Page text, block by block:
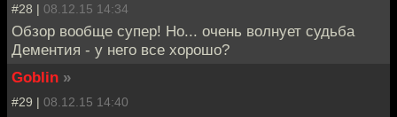
#28 | 08.12.15 14:34
Обзор вообще супер! Но... очень волнует судьба
Дементия - у него все хорошо?
Goblin »
#29 | 08.12.15 14:40